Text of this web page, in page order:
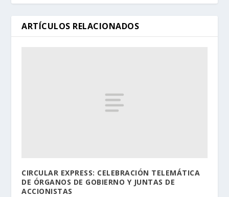
ARTÍCULOS RELACIONADOS
CIRCULAR EXPRESS: CELEBRACIÓN TELEMÁTICA
DE ÓRGANOS DE GOBIERNO Y JUNTAS DE
ACCIONISTAS